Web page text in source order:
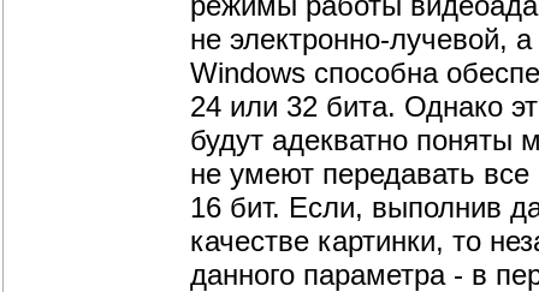
не электронно-лучевой,
Windows способна
24 или 32 бита. Однако
будут адекватно поняты
не умеют передавать
16 бит. Если, выполнив
качестве картинки, то
данного параметра - в